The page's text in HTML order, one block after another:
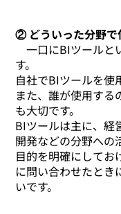
② どういった分野で
一口にBIツールと
す。
自社でBIツールを使
また、誰が使用する
も大切です。
BIツールは主に、経
開発などの分野への
目的を明確にしてお
に問い合わせたとき
いです。